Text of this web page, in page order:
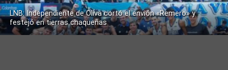
LNB: Independiente de Oliva cortó el envión «Remero» y
festejó en tierras chaqueñas